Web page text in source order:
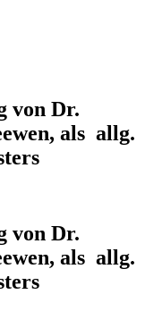
von Dr.
als allg.
von Dr.
als allg.